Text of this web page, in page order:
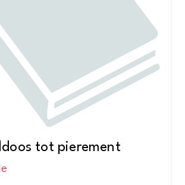
tot pierement